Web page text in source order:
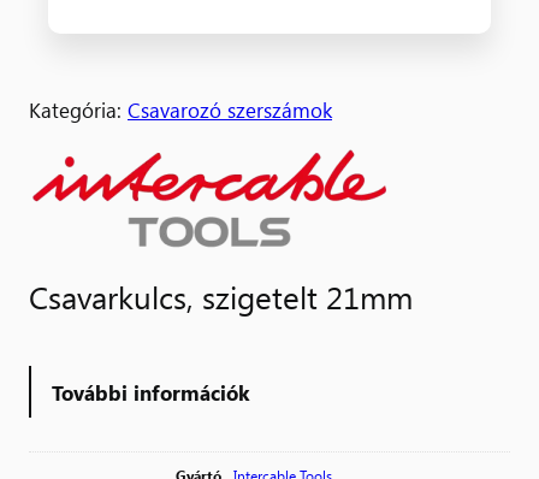
Kategória: Csavarozó szerszámok
Csavarkulcs, szigetelt 21mm
További információk